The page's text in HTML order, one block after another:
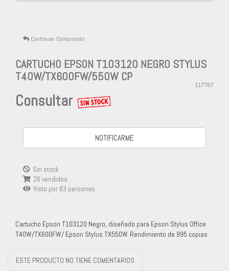
Continuar Comprando
CARTUCHO EPSON T103120 NEGRO STYLUS
T40W/TX600FW/550W CP
117767
Consultar
NOTIFICARME
Sin stock
26 vendidos
Visto por 83 personas
Cartucho Epson T103120 Negro, diseñado para Epson Stylus Office
T40W/TX600FW/ Epson Stylus TX550W. Rendimiento de 995 copias.
ESTE PRODUCTO NO TIENE COMENTARIOS